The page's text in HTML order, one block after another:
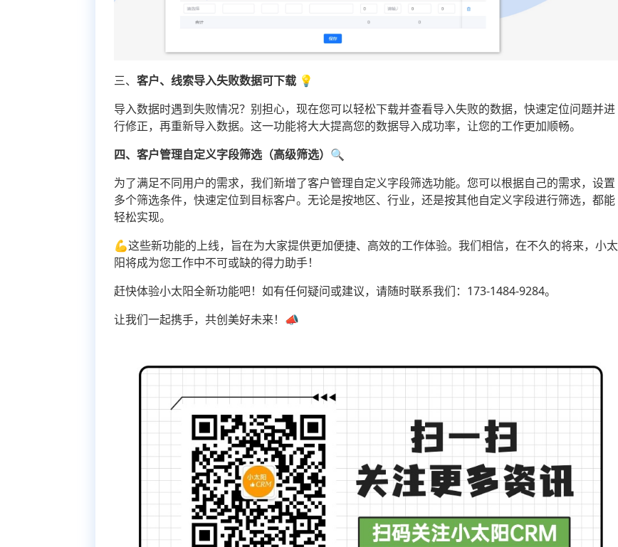
三、客户、线索导入失败数据可下载 💡
导入数据时遇到失败情况？别担心，现在您可以轻松下载并查看导入失败的数据，快速定位问题并进
行修正，再重新导入数据。这一功能将大大提高您的数据导入成功率，让您的工作更加顺畅。
四、客户管理自定义字段筛选（高级筛选） 🔍
为了满足不同用户的需求，我们新增了客户管理自定义字段筛选功能。您可以根据自己的需求，设置
多个筛选条件，快速定位到目标客户。无论是按地区、行业，还是按其他自定义字段进行筛选，都能
轻松实现。
💪这些新功能的上线，旨在为大家提供更加便捷、高效的工作体验。我们相信，在不久的将来，小太
阳将成为您工作中不可或缺的得力助手！
赶快体验小太阳全新功能吧！如有任何疑问或建议，请随时联系我们：173-1484-9284。
让我们一起携手，共创美好未来！📣